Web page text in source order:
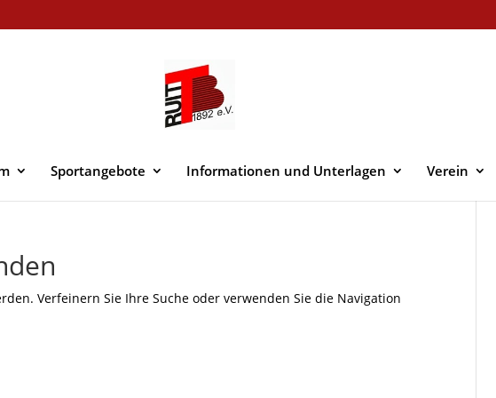
Sportangebote Informationen und Unterlagen Verein
Verfeinern Sie Ihre Suche oder verwenden Sie die Navigation